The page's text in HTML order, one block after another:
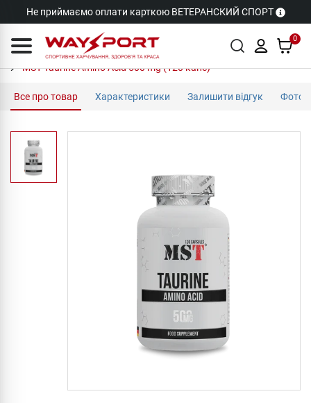
Не приймаємо оплати карткою ВЕТЕРАНСКИЙ СПОРТ
0
MST Taurine Amino Acid 500 mg (120 капс)
Все про товар Характеристики Залишити відгук Фото